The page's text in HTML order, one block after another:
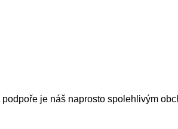
je náš naprosto spolehlivým